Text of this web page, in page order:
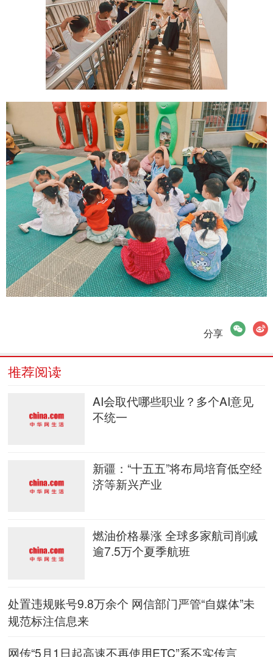
分享
微信微博
推荐阅读
AI会取代哪些职业？多个AI意见
不统一
新疆：“十五五”将布局培育低空经
济等新兴产业
燃油价格暴涨 全球多家航司削减
逾7.5万个夏季航班
处置违规账号9.8万余个 网信部门严管“自媒体”未
规范标注信息来
网传“5月1日起高速不再使用ETC”系不实传言